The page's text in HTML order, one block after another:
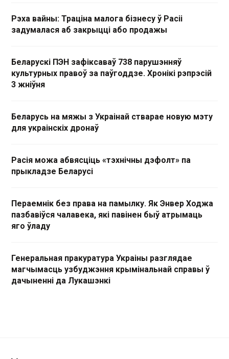
Рэха вайны: Траціна малога бізнесу ў Расіі
задумалася аб закрыцці або продажы
Беларускі ПЭН зафіксаваў 738 парушэнняў
культурных правоў за паўгоддзе. Хронікі рэпрэсій
3 жніўня
Беларусь на мяжы з Украінай стварае новую мэту
для украінскіх дронаў
Расія можа абвясціць «тэхнічны дэфолт» па
прыкладзе Беларусі
Пераемнік без права на памылку. Як Энвер Ходжа
пазбавіўся чалавека, які павінен быў атрымаць
яго ўладу
Генеральная пракуратура Украіны разглядае
магчымасць узбуджэння крымінальнай справы ў
дачыненні да Лукашэнкі